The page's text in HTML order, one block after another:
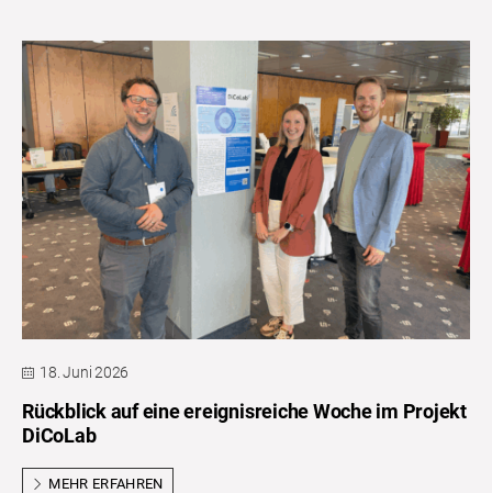
18. Juni 2026
Rückblick auf eine ereignisreiche Woche im Projekt
DiCoLab
MEHR ERFAHREN